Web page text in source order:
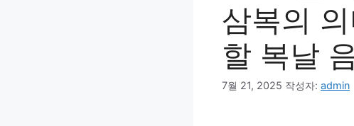
삼복의
할 복날
7월 21, 2025 작성자: admin